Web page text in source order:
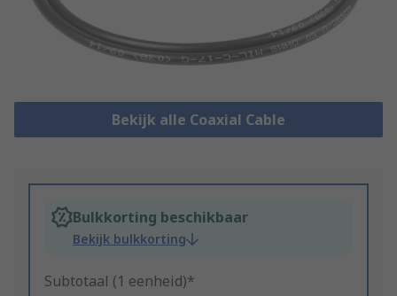
Bekijk alle Coaxial Cable
Bulkkorting beschikbaar
Bekijk bulkkorting
Subtotaal (1 eenheid)*